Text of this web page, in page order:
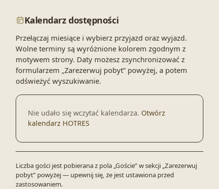
Kalendarz dostępności
Przełączaj miesiące i wybierz przyjazd oraz wyjazd.
Wolne terminy są wyróżnione kolorem zgodnym z
motywem strony. Daty możesz zsynchronizować z
formularzem „Zarezerwuj pobyt” powyżej, a potem
odświeżyć wyszukiwanie.
Nie udało się wczytać kalendarza. Otwórz
kalendarz HOTRES
Liczba gości jest pobierana z pola „Goście” w sekcji „Zarezerwuj
pobyt” powyżej — upewnij się, że jest ustawiona przed
zastosowaniem.